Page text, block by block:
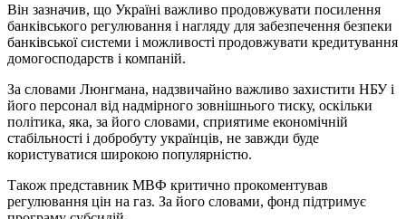
Він зазначив, що Україні важливо продовжувати посилення
банківського регулювання і нагляду для забезпечення безпеки
банківської системи і можливості продовжувати кредитування
домогосподарств і компаній.
За словами Люнгмана, надзвичайно важливо захистити НБУ і
його персонал від надмірного зовнішнього тиску, оскільки
політика, яка, за його словами, сприятиме економічній
стабільності і добробуту українців, не завжди буде
користуватися широкою популярністю.
Також представник МВФ критично прокоментував
регулювання цін на газ. За його словами, фонд підтримує